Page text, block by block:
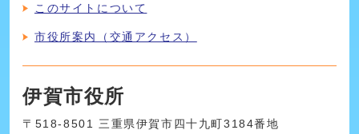
このサイトについて
市役所案内（交通アクセス）
伊賀市役所
〒518-8501 三重県伊賀市四十九町3184番地